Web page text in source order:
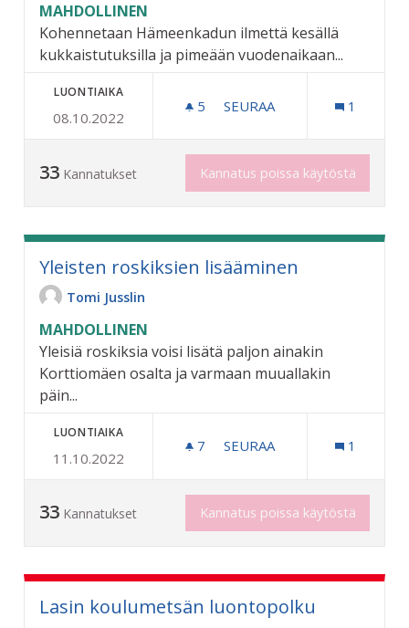
MAHDOLLINEN
Kohennetaan Hämeenkadun ilmettä kesällä
kukkaistutuksilla ja pimeään vuodenaikaan...
LUONTIAIKA
08.10.2022
5 5 SEURAAJAA
SEURAA 1
33 Kannatukset Kannatus poissa käytöstä
Yleisten roskiksien lisääminen
Tomi Jusslin
MAHDOLLINEN
Yleisiä roskiksia voisi lisätä paljon ainakin
Korttiomäen osalta ja varmaan muuallakin
päin...
LUONTIAIKA
11.10.2022
7 7 SEURAAJAA
SEURAA 1
33 Kannatukset Kannatus poissa käytöstä
Lasin koulumetsän luontopolku